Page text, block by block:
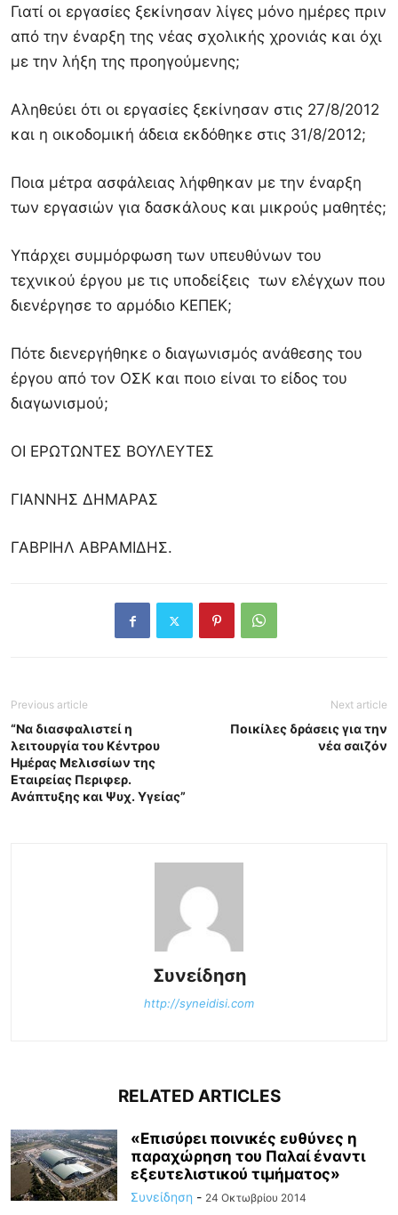
Γιατί οι εργασίες ξεκίνησαν λίγες μόνο ημέρες πριν
από την έναρξη της νέας σχολικής χρονιάς και όχι
με την λήξη της προηγούμενης;
Αληθεύει ότι οι εργασίες ξεκίνησαν στις 27/8/2012
και η οικοδομική άδεια εκδόθηκε στις 31/8/2012;
Ποια μέτρα ασφάλειας λήφθηκαν με την έναρξη
των εργασιών για δασκάλους και μικρούς μαθητές;
Υπάρχει συμμόρφωση των υπευθύνων του
τεχνικού έργου με τις υποδείξεις των ελέγχων που
διενέργησε το αρμόδιο ΚΕΠΕΚ;
Πότε διενεργήθηκε ο διαγωνισμός ανάθεσης του
έργου από τον ΟΣΚ και ποιο είναι το είδος του
διαγωνισμού;
ΟΙ ΕΡΩΤΩΝΤΕΣ ΒΟΥΛΕΥΤΕΣ
ΓΙΑΝΝΗΣ ΔΗΜΑΡΑΣ
ΓΑΒΡΙΗΛ ΑΒΡΑΜΙΔΗΣ.
Previous article
“Να διασφαλιστεί η
λειτουργία του Κέντρου
Ημέρας Μελισσίων της
Εταιρείας Περιφερ.
Ανάπτυξης και Ψυχ. Υγείας”
Next article
Ποικίλες δράσεις για την
νέα σαιζόν
Συνείδηση
http://syneidisi.com
RELATED ARTICLES
«Επισύρει ποινικές ευθύνες η
παραχώρηση του Παλαί έναντι
εξευτελιστικού τιμήματος»
Συνείδηση - 24 Οκτωβρίου 2014